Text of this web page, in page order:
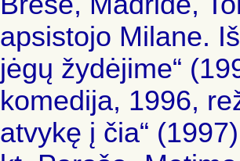
apsistojo Milane.
jėgų žydėjime“
komedija, 1996,
atvykę į čia“